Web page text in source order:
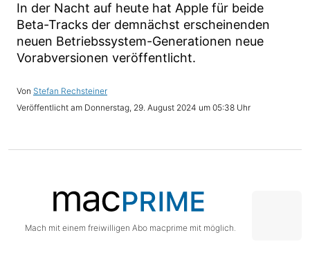
In der Nacht auf heute hat Apple für beide
Beta-Tracks der demnächst erscheinenden
neuen Betriebssystem-Generationen neue
Vorabversionen veröffentlicht.
Stefan Rechsteiner
Donnerstag, 29. August 2024 um 05:38 Uhr
Mach mit einem freiwilligen Abo macprime mit möglich.